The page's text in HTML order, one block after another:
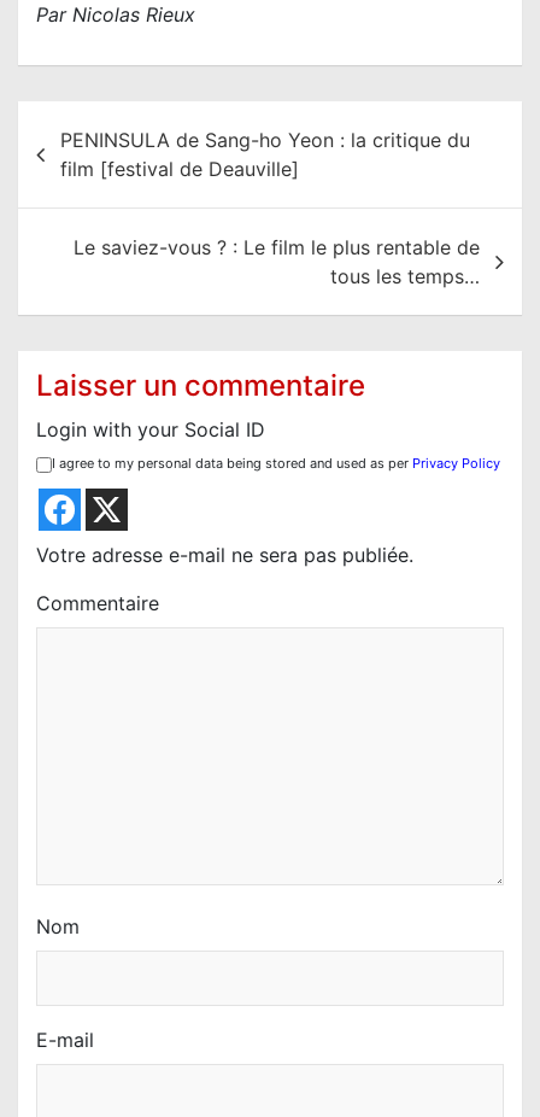
Par Nicolas Rieux
d
PENINSULA de Sang-ho Yeon : la critique du
film [festival de Deauville]
Le saviez-vous ? : Le film le plus rentable de
tous les temps…
Laisser un commentaire
Login with your Social ID
I agree to my personal data being stored and used as per Privacy Policy
Votre adresse e-mail ne sera pas publiée.
Commentaire
Nom
E-mail